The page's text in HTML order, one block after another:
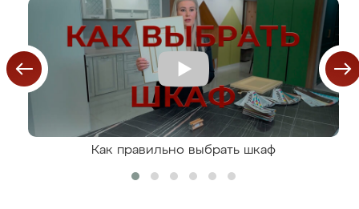
Как правильно выбрать шкаф